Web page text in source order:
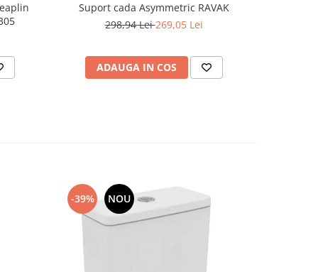
Suport cada Asymmetric RAVAK
298,94 Lei269,05 Lei
ADAUGA IN COS
-39% NOU